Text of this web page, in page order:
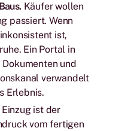
Käufer wollen
passiert. Wenn
ist,
Ein Portal in
und
verwandelt
Erlebnis.
Einzug ist der
vom fertigen